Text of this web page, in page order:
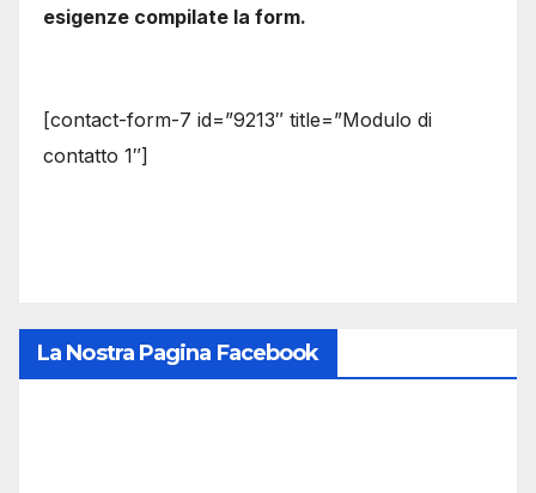
esigenze compilate la form.
[contact-form-7 id=”9213″ title=”Modulo di
contatto 1″]
La Nostra Pagina Facebook